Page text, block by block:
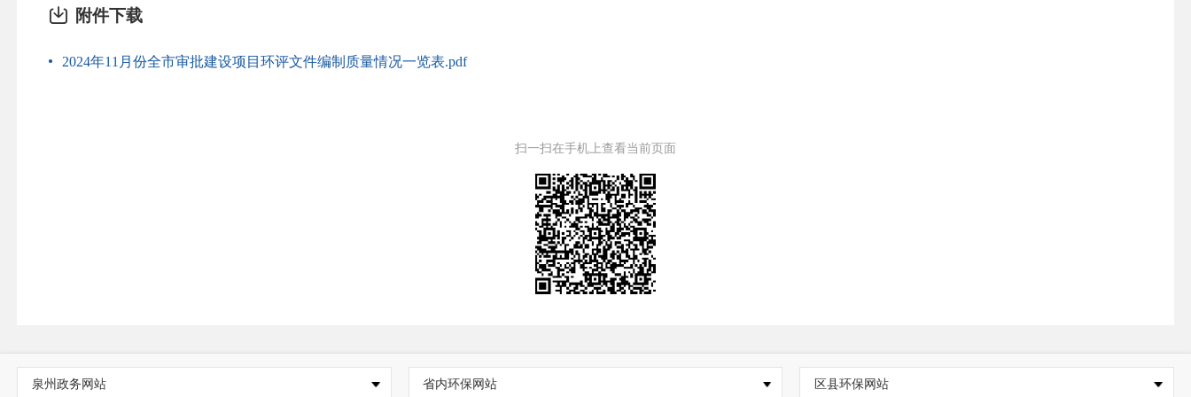
附件下载
2024年11月份全市审批建设项目环评文件编制质量情况一览表.pdf
扫一扫在手机上查看当前页面
泉州政务网站 省内环保网站 区县环保网站